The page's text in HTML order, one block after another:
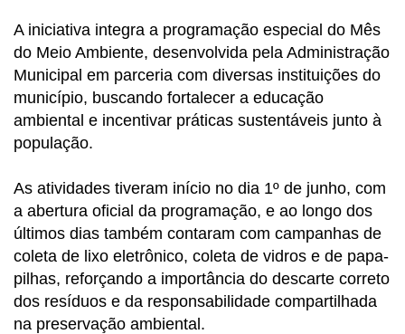
A iniciativa integra a programação especial do Mês
do Meio Ambiente, desenvolvida pela Administração
Municipal em parceria com diversas instituições do
município, buscando fortalecer a educação
ambiental e incentivar práticas sustentáveis junto à
população.
As atividades tiveram início no dia 1º de junho, com
a abertura oficial da programação, e ao longo dos
últimos dias também contaram com campanhas de
coleta de lixo eletrônico, coleta de vidros e de papa-
pilhas, reforçando a importância do descarte correto
dos resíduos e da responsabilidade compartilhada
na preservação ambiental.